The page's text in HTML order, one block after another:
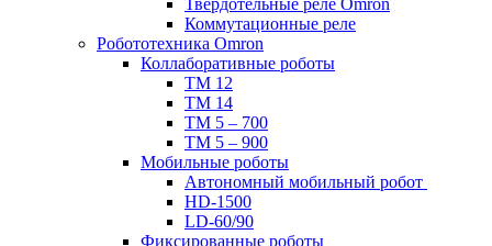
Твердотельные реле Omron
Коммутационные реле
Робототехника Omron
Коллаборативные роботы
TM 12
TM 14
TM 5 – 700
TM 5 – 900
Мобильные роботы
Автономный мобильный робот
HD-1500
LD-60/90
Фиксированные роботы